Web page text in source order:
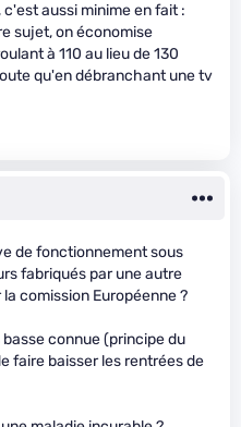
aussi minime en fait :
sujet, on économise
à 110 au lieu de 130
qu'en débranchant une tv
de fonctionnement sous
fabriqués par une autre
comission Européenne ?
connue (principe du
faire baisser les rentrées de